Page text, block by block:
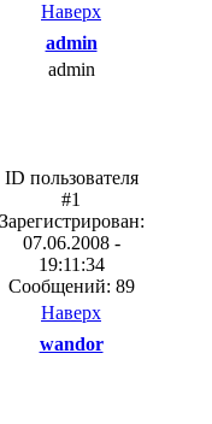
Наверх
admin
admin
ID пользователя
#1
Зарегистрирован:
07.06.2008 -
19:11:34
Сообщений: 89
Наверх
wandor